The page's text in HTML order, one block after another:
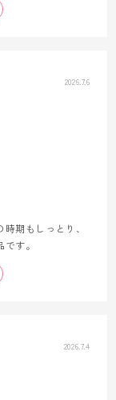
2026.7.6
期もしっとり、
す。
2026.7.4